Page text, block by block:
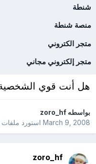
شنطة
منصة شنطة
متجر الكتروني
متجر إلكتروني مجاني
هل أنت قوي
بواسطهzoro_hf
March 9, 2008استورد ملفات
zoro_hf